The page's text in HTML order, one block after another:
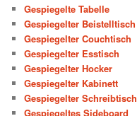
Gespiegelte Tabelle
Gespiegelter Beistelltisch
Gespiegelter Couchtisch
Gespiegelter Esstisch
Gespiegelter Hocker
Gespiegelter Kabinett
Gespiegelter Schreibtisch
Gespiegeltes Sideboard